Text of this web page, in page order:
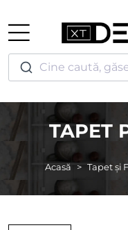
Cine caută,
TAPET
Acasă Tapet și